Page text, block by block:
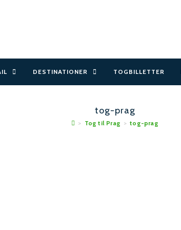
DESTINATIONER TOGBILLETTER
tog-prag
> Tog til Prag > tog-prag